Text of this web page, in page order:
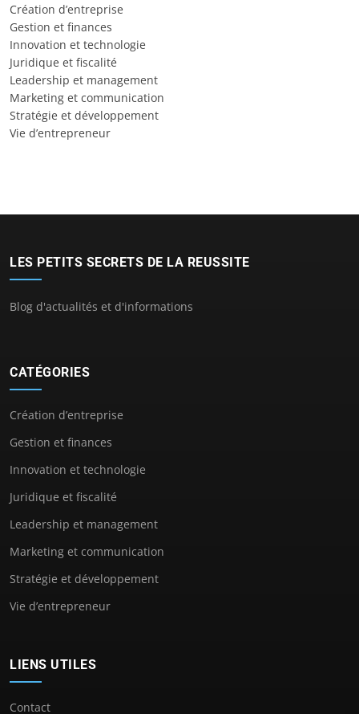
Création d’entreprise
Gestion et finances
Innovation et technologie
Juridique et fiscalité
Leadership et management
Marketing et communication
Stratégie et développement
Vie d’entrepreneur
LES PETITS SECRETS DE LA REUSSITE
Blog d'actualités et d'informations
CATÉGORIES
Création d’entreprise
Gestion et finances
Innovation et technologie
Juridique et fiscalité
Leadership et management
Marketing et communication
Stratégie et développement
Vie d’entrepreneur
LIENS UTILES
Contact